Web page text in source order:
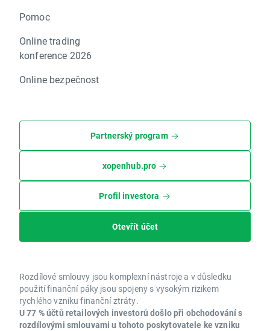
Pomoc
Online trading
konference 2026
Online bezpečnost
Partnerský program
xopenhub.pro
Profil investora
Otevřít účet
Rozdílové smlouvy jsou komplexní nástroje a v důsledku
použití finanční páky jsou spojeny s vysokým rizikem
rychlého vzniku finanční ztráty.
U 77 % účtů retailových investorů došlo při obchodování s
rozdílovými smlouvami u tohoto poskytovatele ke vzniku